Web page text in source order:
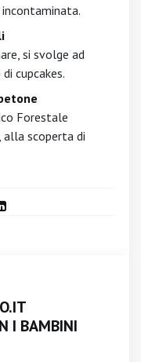
si svolge ad
cupcakes.
Forestale
alla scoperta di
I BAMBINI